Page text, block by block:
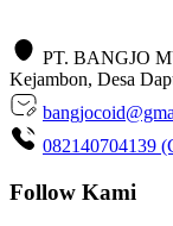
PT. BANGJO
Kejambon, Desa
082140704139
Follow Kami